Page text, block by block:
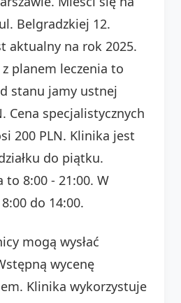
Belgradzkiej 12.
aktualny na rok 2025.
planem leczenia to
stanu jamy ustnej
Cena specjalistycznych
200 PLN. Klinika jest
do piątku.
to 8:00 - 21:00. W
do 14:00.
mogą wysłać
wycenę
Klinika wykorzystuje